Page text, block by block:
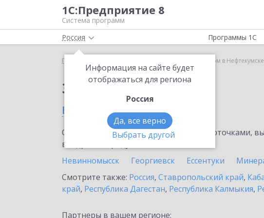
1С:Предприятие 8
Система программ
Россия
Информация на сайте будет
отображаться для региона
Россия
Да, все верно
Выбрать другой
Программы 1С
Главная 1С-Такском в Нефтекумске
Заказать 1С-Такском
в Нефтекумске
Ознакомьтесь с информационными карточками,
внедрение продукта.
Невинномысск
Георгиевск Ессентуки
Смотрите также: Россия, Ставропольский край,
край, Республика Дагестан, Республика Калмыкия,
Партнеры в вашем регионе: